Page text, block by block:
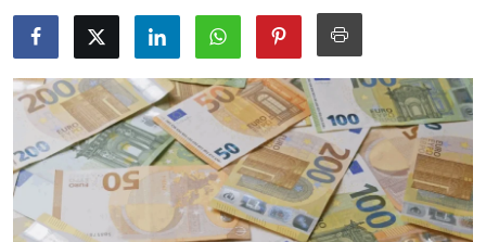
Emtia Fiyatları
Kapalı Çarşı
Şirket Haberleri